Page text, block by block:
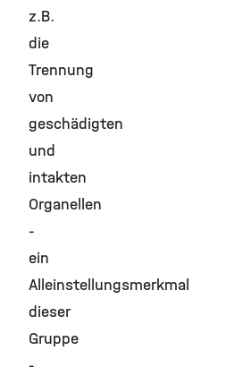
z.B.
die
Trennung
von
geschädigten
und
intakten
Organellen
-
ein
Alleinstellungsmerkmal
dieser
Gruppe
-